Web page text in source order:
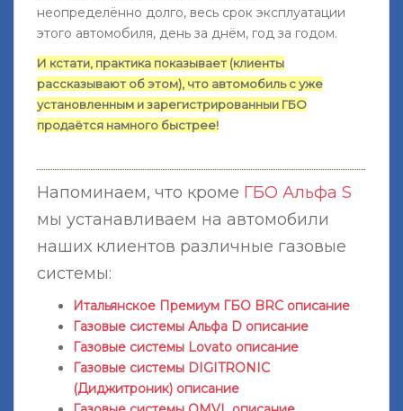
неопределённо долго, весь срок эксплуатации
этого автомобиля, день за днём, год за годом.
И кстати, практика показывает (клиенты
рассказывают об этом), что автомобиль с уже
установленным и зарегистрированныи ГБО
продаётся намного быстрее!
Напоминаем, что кроме ГБО Альфа S
мы устанавливаем на автомобили
наших клиентов различные газовые
системы:
Итальянское Премиум ГБО BRC описание
Газовые системы Альфа D описание
Газовые системы Lovato описание
Газовые системы DIGITRONIC
(Диджитроник) описание